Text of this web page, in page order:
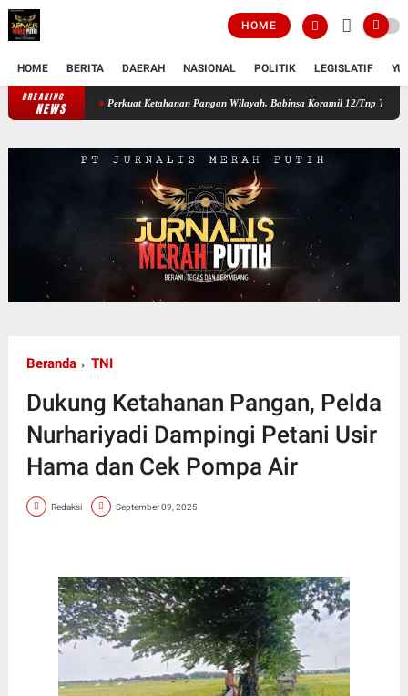
HOME
HOME BERITA DAERAH NASIONAL POLITIK LEGISLATIF
BREAKING
NEWSPerkuat Ketahanan Pangan Wilayah, Babinsa Koramil 12/Tnp Turun Tangan
Beranda TNI
Dukung Ketahanan Pangan, Pelda
Nurhariyadi Dampingi Petani Usir
Hama dan Cek Pompa Air
Redaksi September 09, 2025